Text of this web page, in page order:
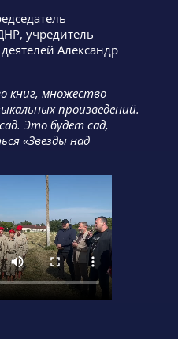
учредитель
Александр
книг, множество
произведений.
Это будет сад,
«Звезды над